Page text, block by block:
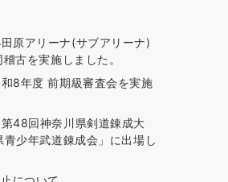
原アリーナ(サブアリーナ)
古を実施しました。
8年度 前期級審査会を実施
48回神奈川県剣道錬成大
少年武道錬成会」に出場し